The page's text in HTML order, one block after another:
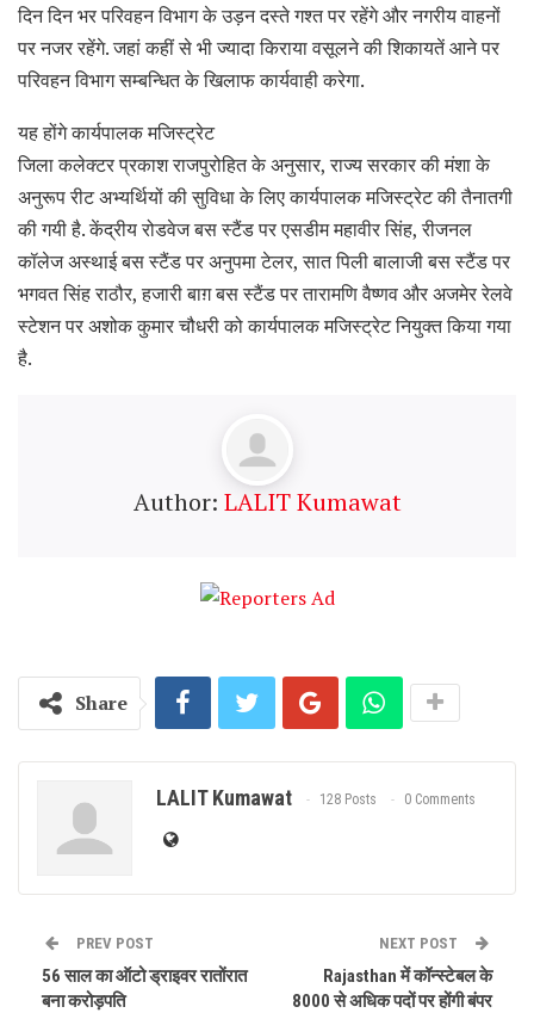
दिन दिन भर परिवहन विभाग के उड़न दस्ते गश्त पर रहेंगे और नगरीय वाहनों
पर नजर रहेंगे. जहां कहीं से भी ज्यादा किराया वसूलने की शिकायतें आने पर
परिवहन विभाग सम्बन्धित के खिलाफ कार्यवाही करेगा.
यह होंगे कार्यपालक मजिस्ट्रेट
जिला कलेक्टर प्रकाश राजपुरोहित के अनुसार, राज्य सरकार की मंशा के
अनुरूप रीट अभ्यर्थियों की सुविधा के लिए कार्यपालक मजिस्ट्रेट की तैनातगी
की गयी है. केंद्रीय रोडवेज बस स्टैंड पर एसडीम महावीर सिंह, रीजनल
कॉलेज अस्थाई बस स्टैंड पर अनुपमा टेलर, सात पिली बालाजी बस स्टैंड पर
भगवत सिंह राठौर, हजारी बाग़ बस स्टैंड पर तारामणि वैष्णव और अजमेर रेलवे
स्टेशन पर अशोक कुमार चौधरी को कार्यपालक मजिस्ट्रेट नियुक्त किया गया
है.
Author: LALIT Kumawat
Share
LALIT Kumawat 128 Posts 0 Comments
PREV POST
56 साल का ऑटो ड्राइवर रातोंरात
बना करोड़पति
NEXT POST
Rajasthan में कॉन्स्टेबल के
8000 से अधिक पदों पर होंगी बंपर